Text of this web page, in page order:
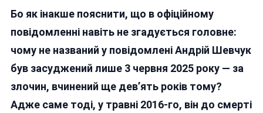
Бо як інакше пояснити, що в офіційному
повідомленні навіть не згадується головне:
чому не названий у повідомлені Андрій Шевчук
був засуджений лише 3 червня 2025 року — за
злочин, вчинений ще дев’ять років тому?
Адже саме тоді, у травні 2016-го, він до смерті